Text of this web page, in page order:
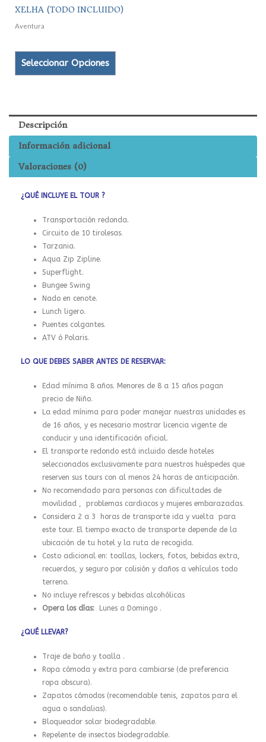
XELHA (TODO INCLUIDO)
Aventura
Seleccionar Opciones
pueden
la
Descripción
Información adicional
Valoraciones (0)
¿QUÉ INCLUYE EL TOUR ?
Transportación redonda.
Circuito de 10 tirolesas.
Tarzania.
Aqua Zip Zipline.
Superflight.
Bungee Swing
Nado en cenote.
Lunch ligero.
Puentes colgantes.
ATV ó Polaris.
LO QUE DEBES SABER ANTES DE RESERVAR:
Edad mínima 8 años. Menores de 8 a 15 años pagan
precio de Niño.
La edad mínima para poder manejar nuestras unidades es
de 16 años, y es necesario mostrar licencia vigente de
conducir y una identificación oficial.
El transporte redondo está incluido desde hoteles
seleccionados exclusivamente para nuestros huéspedes que
reserven sus tours con al menos 24 horas de anticipación.
No recomendado para personas con dificultades de
movilidad , problemas cardiacos y mujeres embarazadas.
Considera 2 a 3 horas de transporte ida y vuelta para
este tour. El tiempo exacto de transporte depende de la
ubicación de tu hotel y la ruta de recogida.
Costo adicional en: toallas, lockers, fotos, bebidas extra,
recuerdos, y seguro por colisión y daños a vehículos todo
terreno.
No incluye refrescos y bebidas alcohólicas
Opera los días: Lunes a Domingo .
¿QUÉ LLEVAR?
Traje de baño y toalla .
Ropa cómoda y extra para cambiarse (de preferencia
ropa obscura).
Zapatos cómodos (recomendable tenis, zapatos para el
agua o sandalias).
Bloqueador solar biodegradable.
Repelente de insectos biodegradable.